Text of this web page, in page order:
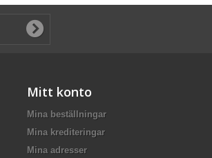
Mitt konto
Mina beställningar
Mina krediteringar
Mina adresser